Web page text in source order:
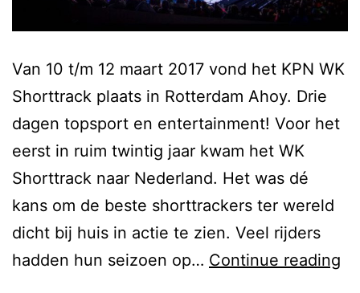
Van 10 t/m 12 maart 2017 vond het KPN WK
Shorttrack plaats in Rotterdam Ahoy. Drie
dagen topsport en entertainment! Voor het
eerst in ruim twintig jaar kwam het WK
Shorttrack naar Nederland. Het was dé
kans om de beste shorttrackers ter wereld
dicht bij huis in actie te zien. Veel rijders
hadden hun seizoen op… Continue reading